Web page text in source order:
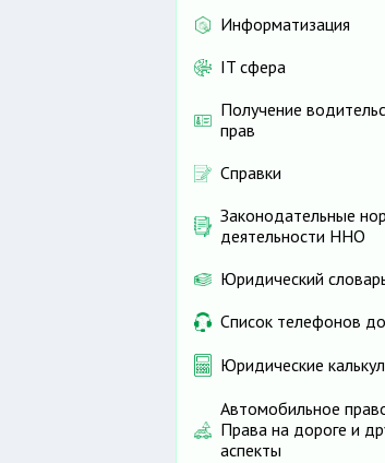
Информатизация
IT сфера
Получение
прав
Справки
Законодательные
деятельности ННО
Юридический
Список телефонов
Юридические
Автомобильное
Права на дороге и
аспекты